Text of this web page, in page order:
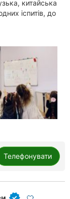
китайська
іспитів, до
Телефонувати